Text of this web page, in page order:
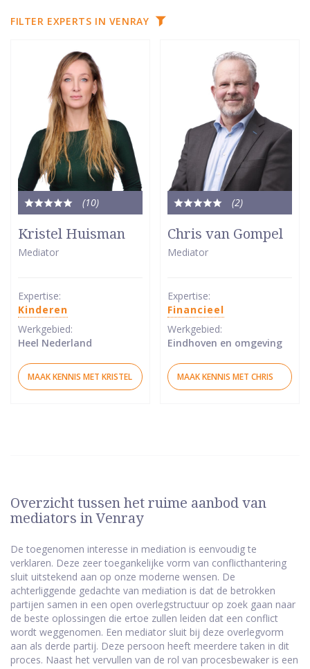
FILTER EXPERTS IN VENRAY
(10)
Totale
waardering:
5
van
Kristel Huisman
Mediator
Expertise:
Kinderen
Werkgebied:
Heel Nederland
MAAK KENNIS MET KRISTEL
(2)
Totale
waardering:
5
van
Chris van Gompel
Mediator
Expertise:
Financieel
Werkgebied:
Eindhoven en omgeving
MAAK KENNIS MET CHRIS
Overzicht tussen het ruime aanbod van
mediators in Venray
De toegenomen interesse in mediation is eenvoudig te
verklaren. Deze zeer toegankelijke vorm van conflicthantering
sluit uitstekend aan op onze moderne wensen. De
achterliggende gedachte van mediation is dat de betrokken
partijen samen in een open overlegstructuur op zoek gaan naar
de beste oplossingen die ertoe zullen leiden dat een conflict
wordt weggenomen. Een mediator sluit bij deze overlegvorm
aan als derde partij. Deze persoon heeft meerdere taken in dit
proces. Naast het vervullen van de rol van procesbewaker is een